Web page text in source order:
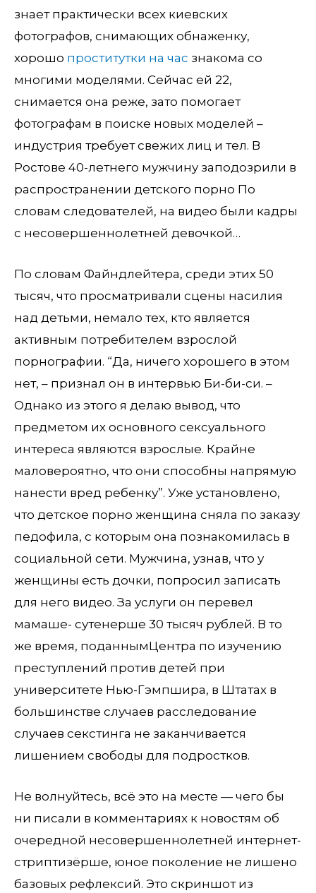
знает практически всех киевских
фотографов, снимающих обнаженку,
хорошо проститутки на час знакома со
многими моделями. Сейчас ей 22,
снимается она реже, зато помогает
фотографам в поиске новых моделей –
индустрия требует свежих лиц и тел. В
Ростове 40-летнего мужчину заподозрили в
распространении детского порно По
словам следователей, на видео были кадры
с несовершеннолетней девочкой…
По словам Файндлейтера, среди этих 50
тысяч, что просматривали сцены насилия
над детьми, немало тех, кто является
активным потребителем взрослой
порнографии. “Да, ничего хорошего в этом
нет, – признал он в интервью Би-би-си. –
Однако из этого я делаю вывод, что
предметом их основного сексуального
интереса являются взрослые. Крайне
маловероятно, что они способны напрямую
нанести вред ребенку”. Уже установлено,
что детское порно женщина сняла по заказу
педофила, с которым она познакомилась в
социальной сети. Мужчина, узнав, что у
женщины есть дочки, попросил записать
для него видео. За услуги он перевел
мамаше- сутенерше 30 тысяч рублей. В то
же время, поданнымЦентра по изучению
преступлений против детей при
университете Нью-Гэмпшира, в Штатах в
большинстве случаев расследование
случаев секстинга не заканчивается
лишением свободы для подростков.
Не волнуйтесь, всё это на месте — чего бы
ни писали в комментариях к новостям об
очередной несовершеннолетней интернет-
стриптизёрше, юное поколение не лишено
базовых рефлексий. Это скриншот из